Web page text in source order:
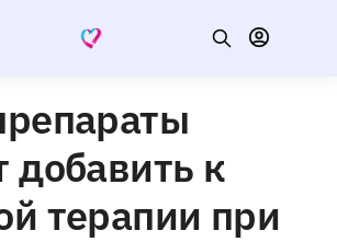
добавить к
терапии при